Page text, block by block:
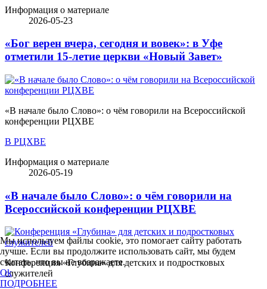
Информация о материале
2026-05-23
«Бог верен вчера, сегодня и вовек»: в Уфе
отметили 15-летие церкви «Новый Завет»
«В начале было Слово»: о чём говорили на Всероссийской
конференции РЦХВЕ
В РЦХВЕ
Информация о материале
2026-05-19
«В начале было Слово»: о чём говорили на
Всероссийской конференции РЦХВЕ
Конференция «Глубина» для детских и подростковых
служителей
Мы используем файлы cookie, это помогает сайту работать
лучше. Если вы продолжите использовать сайт, мы будем
считать, что вы не возражаете.
Ok
ПОДРОБНЕЕ